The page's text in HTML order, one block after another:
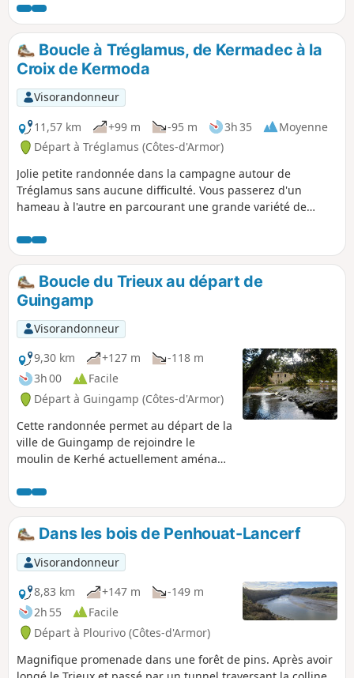
le Jardin Hortence (10ha) dans lequel un couple de
Néerlandais fait pousser des hortensias pour les exporter
au pays des tulipes. On finit par la découverte du Jaudy
depuis un promontoire, l'Oppidum de La Roche avec la
Chapelle du Calvaire.
Boucle à Tréglamus, de Kermadec à la
Croix de Kermoda
Visorandonneur
11,57 km
+99 m -95 m 3h 35
Moyenne
Départ à Tréglamus (Côtes-d'Armor)
Jolie petite randonnée dans la campagne autour de
Tréglamus sans aucune difficulté. Vous passerez d'un
hameau à l'autre en parcourant une grande variété de
goudronnés) et de paysages (forêts, rives de ruisseaux,
champs pâtures, etc.).
Boucle du Trieux au départ de
Guingamp
Visorandonneur
9,30 km
+127 m
-118 m
3h 00
Facile
Départ à Guingamp (Côtes-d'Armor)
Cette randonnée permet au départ de la
ville de Guingamp de rejoindre le
moulin de Kerhé actuellement aménagé
s'effectue à couvert par des chemins de
terre situés à part égale sur les
communes de Plouisy et de Pabu. Ce
parcours comporte des portions
réellement très boueuses en hiver et au
printemps. Randonnée à effectuer
plutôt de mai à octobre pour en profiter
pleinement.
Dans les bois de Penhouat-Lancerf
Visorandonneur
8,83 km
+147 m
-149 m
2h 55
Facile
Départ à Plourivo (Côtes-d'Armor)
Magnifique promenade dans une forêt de pins. Après avoir